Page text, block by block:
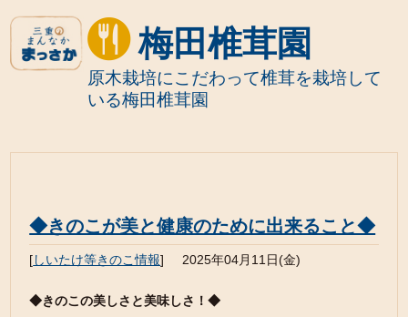
梅田椎茸園
原木栽培にこだわって椎茸を栽培して
いる梅田椎茸園
◆きのこが美と健康のために出来ること◆
[しいたけ等きのこ情報] 2025年04月11日(金)
◆きのこの美しさと美味しさ！◆